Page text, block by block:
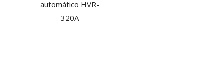
automático HVR-
320A